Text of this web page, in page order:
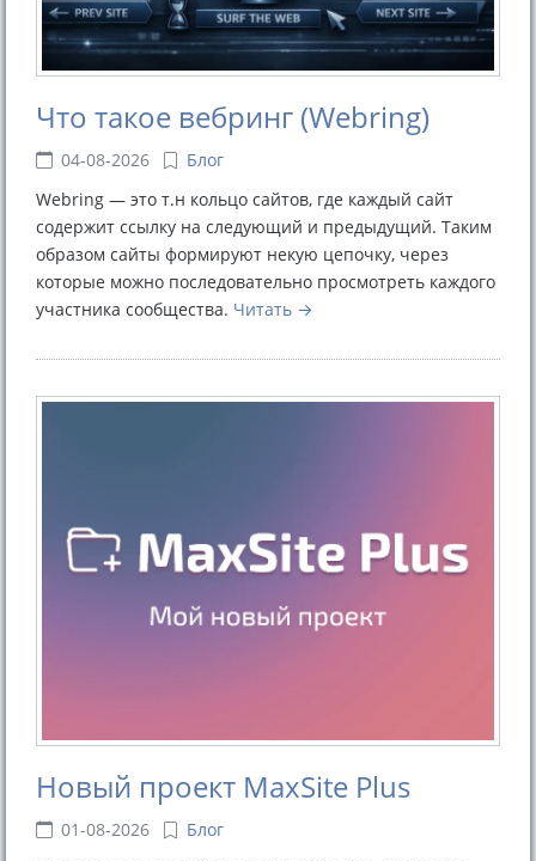
Что такое вебринг (Webring)
04-08-2026
Блог
Webring — это т.н кольцо сайтов, где каждый сайт
содержит ссылку на следующий и предыдущий. Таким
образом сайты формируют некую цепочку, через
которые можно последовательно просмотреть каждого
участника сообщества. Читать
Новый проект MaxSite Plus
01-08-2026
Блог